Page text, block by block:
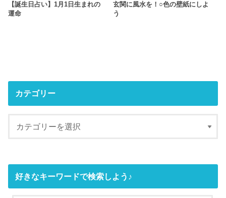
【誕生日占い】1月1日生まれの
運命
玄関に風水を！○色の壁紙にしよ
う
カテゴリー
好きなキーワードで検索しよう♪